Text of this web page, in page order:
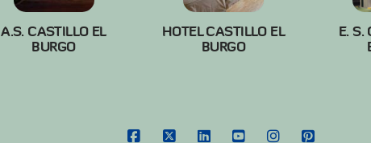
A.S. CASTILLO EL
BURGO
HOTEL CASTILLO EL
BURGO
E. S.